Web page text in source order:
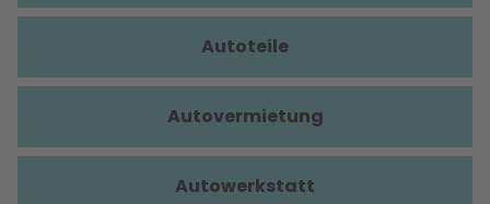
Autoteile
Autovermietung
Autowerkstatt